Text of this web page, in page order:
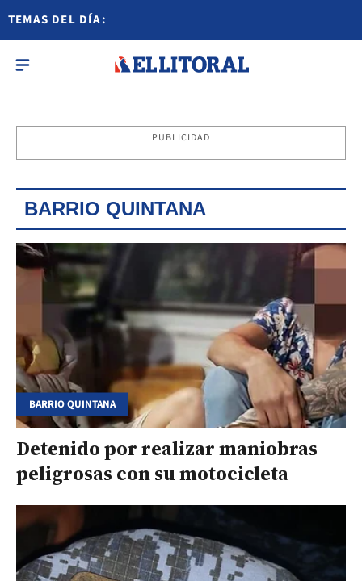
TEMAS DEL DÍA:
PUBLICIDAD
BARRIO QUINTANA
BARRIO QUINTANA
Detenido por realizar maniobras
peligrosas con su motocicleta